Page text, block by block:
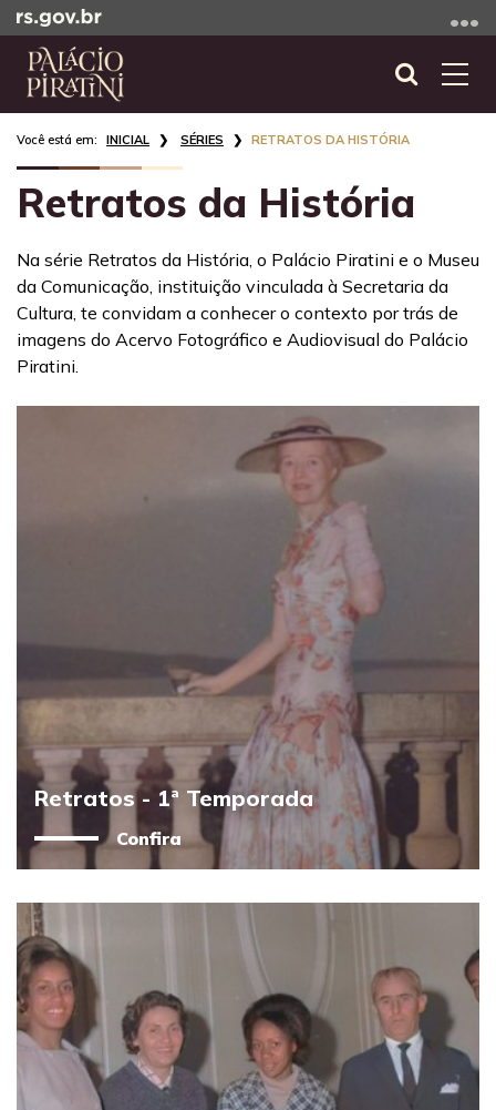
para
conteúdo
Ir
para
menu
para
busca
Abrir
INICIAL SÉRIES RETRATOS DA HISTÓRIA
Retratos da História
Na série Retratos da História, o Palácio Piratini e o Museu
da Comunicação, instituição vinculada à Secretaria da
Cultura, te convidam a conhecer o contexto por trás de
imagens do Acervo Fotográfico e Audiovisual do Palácio
Piratini.
Retratos - 1ª Temporada
Confira